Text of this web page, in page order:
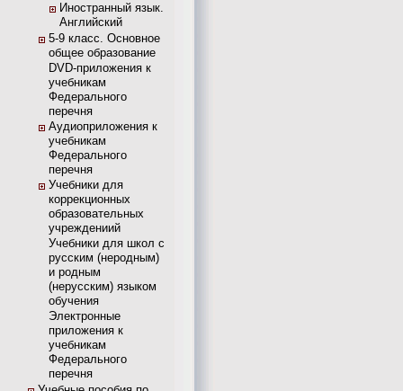
Иностранный язык.
Английский
5-9 класс. Основное
общее образование
DVD-приложения к
учебникам
Федерального
перечня
Аудиоприложения к
учебникам
Федерального
перечня
Учебники для
коррекционных
образовательных
учреждениий
Учебники для школ с
русским (неродным)
и родным
(нерусским) языком
обучения
Электронные
приложения к
учебникам
Федерального
перечня